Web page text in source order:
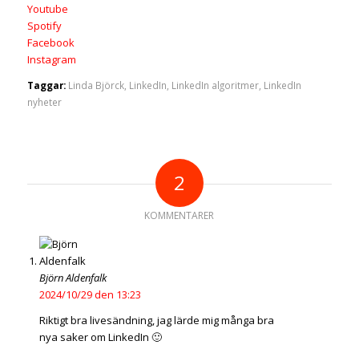
Youtube
Spotify
Facebook
Instagram
Taggar: Linda Björck, LinkedIn LinkedIn algoritmer, LinkedIn
nyheter
2
KOMMENTARER
Björn Aldenfalk
2024/10/29 den 13:23
Riktigt bra livesändning, jag lärde mig många bra
nya saker om LinkedIn 🙂